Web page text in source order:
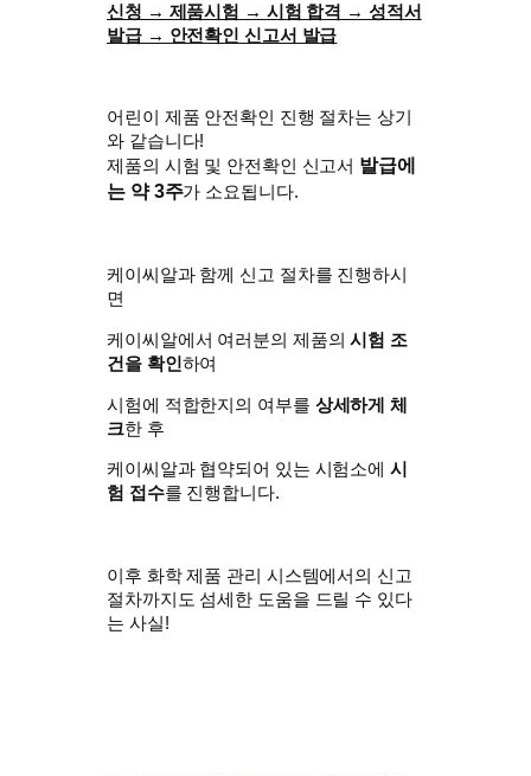
신청 → 제품시험 → 시험 합격 → 성적서
발급 → 안전확인 신고서 발급
어린이 제품 안전확인 진행 절차는 상기
와 같습니다!
제품의 시험 및 안전확인 신고서 발급에
는 약 3주가 소요됩니다.
케이씨알과 함께 신고 절차를 진행하시
면
케이씨알에서 여러분의 제품의시험 조
건을 확인하여
시험에 적합한지의 여부를 상세하게 체
크한 후
케이씨알과 협약되어 있는 시험소에시
험 접수를 진행합니다.
이후 화학 제품 관리 시스템에서의 신고
절차까지도 섬세한 도움을 드릴 수 있다
는 사실!